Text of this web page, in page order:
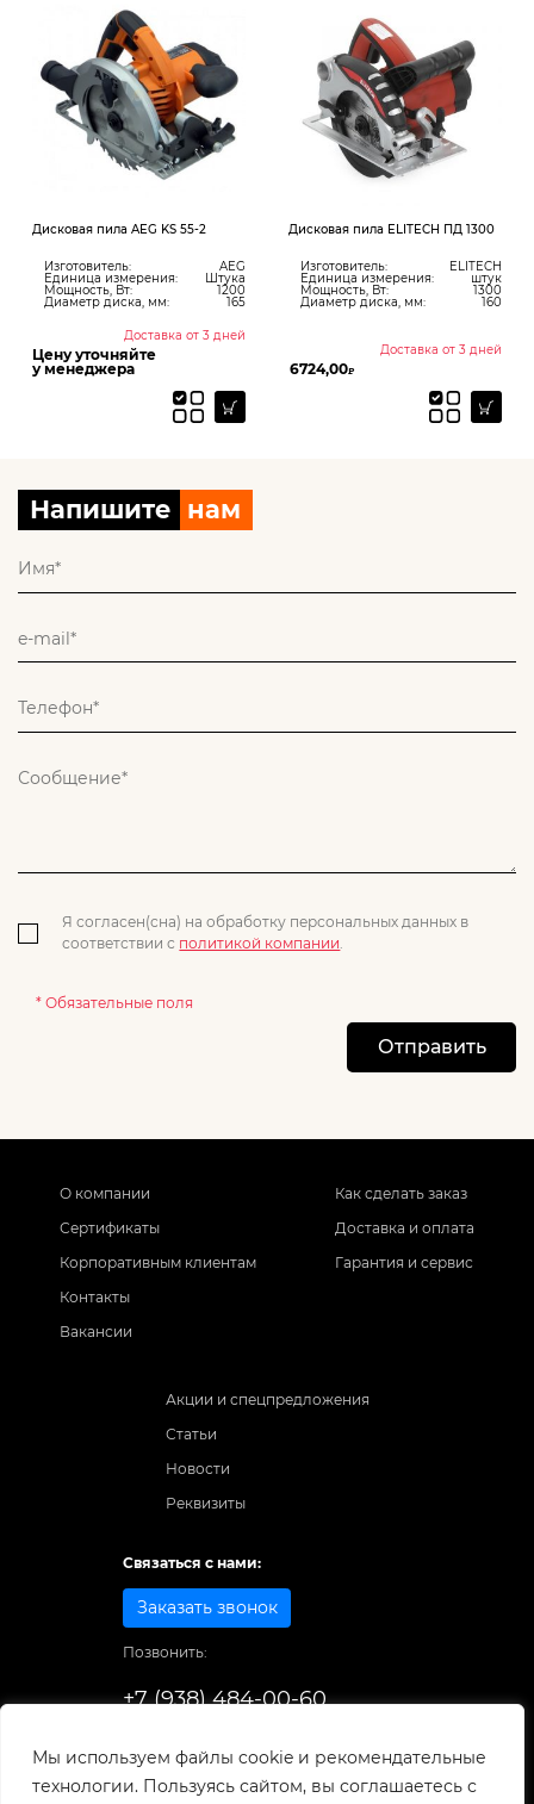
Мы используем файлы cookie и рекомендательные
технологии. Пользуясь сайтом, вы соглашаетесь с
Дисковая пила AEG KS 55-2
Изготовитель: AEG
Единица измерения: Штука
Мощность, Вт: 1200
Диаметр диска, мм: 165
Доставка от 3 дней
Цену уточняйте
у менеджера
Дисковая пила ELITECH ПД 1300
Изготовитель: ELITECH
Единица измерения: штук
Мощность, Вт: 1300
Диаметр диска, мм: 160
Доставка от 3 дней
6724,00₽
Напишите нам
Я согласен(сна) на обработку персональных данных в
соответствии с политикой компании.
* Обязательные поля
Отправить
О компании
Сертификаты
Корпоративным клиентам
Контакты
Вакансии
Как сделать заказ
Доставка и оплата
Гарантия и сервис
Акции и спецпредложения
Статьи
Новости
Реквизиты
Связаться с нами:
Заказать звонок
Позвонить:
+7 (938) 484-00-60
© 1998-2026